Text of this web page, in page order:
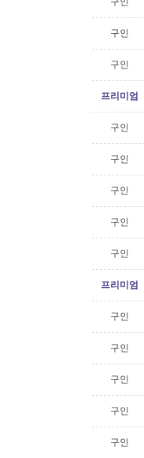
구인
구인
프리미엄
구인
구인
구인
구인
구인
프리미엄
구인
구인
구인
구인
구인